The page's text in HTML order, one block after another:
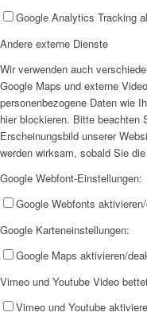
Google Analytics Tracking
Andere externe Dienste
Wir verwenden auch
Google Maps und externe
personenbezogene Daten wie
hier blockieren. Bitte beachten
Erscheinungsbild unserer
werden wirksam, sobald Sie
Google Webfont-Einstellungen:
Google Webfonts
Google Karteneinstellungen:
Google Maps aktivieren/
Vimeo und Youtube Video
Vimeo und Youtube